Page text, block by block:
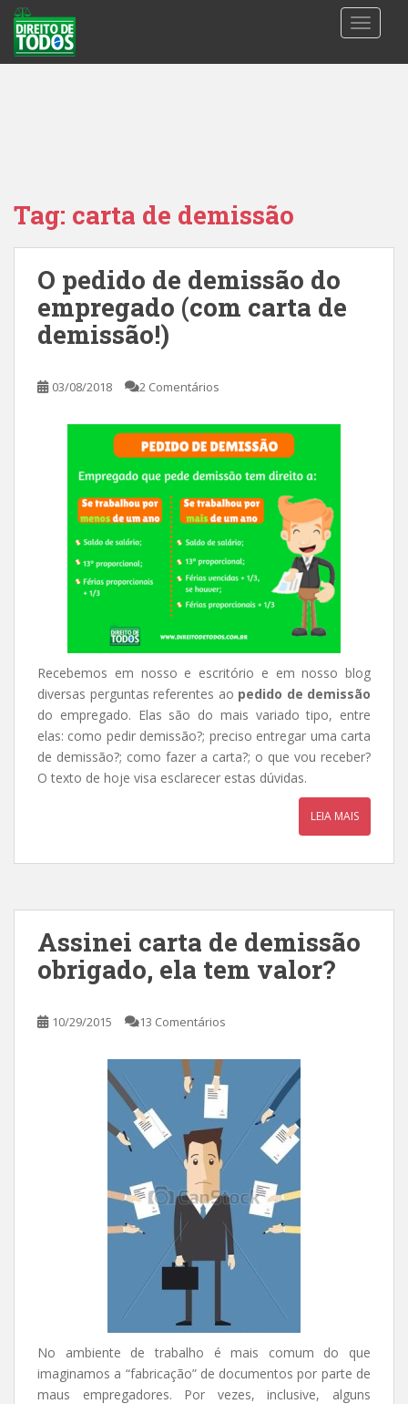
Tag: carta de demissão
O pedido de demissão do
empregado (com carta de
demissão!)
03/08/2018 2 Comentários
Recebemos em nosso e escritório e em nosso blog
diversas perguntas referentes ao pedido de demissão
do empregado. Elas são do mais variado tipo, entre
elas: como pedir demissão?; preciso entregar uma carta
de demissão?; como fazer a carta?; o que vou receber?
O texto de hoje visa esclarecer estas dúvidas.
LEIA MAIS
Assinei carta de demissão
obrigado, ela tem valor?
10/29/2015 13 Comentários
No ambiente de trabalho é mais comum do que
imaginamos a “fabricação” de documentos por parte de
maus empregadores. Por vezes, inclusive, alguns